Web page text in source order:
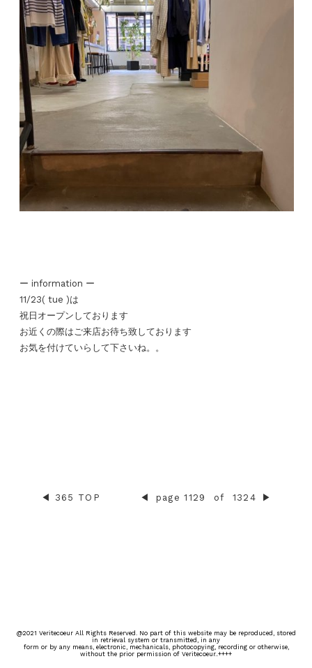
ー information ー
11/23( tue )は
祝日オープンしております
お近くの際はご来店お待ち致しております
お気を付けていらして下さいね。。
◀︎ 365 TOP ◀︎ page 1129 of 1324 ▶︎
@2021 Veritecoeur All Rights Reserved. No part of this website may be reproduced, stored
in retrieval system or transmitted, in any
form or by any means, electronic, mechanicals, photocopying, recording or otherwise,
without the prior permission of Veritecoeur..++++